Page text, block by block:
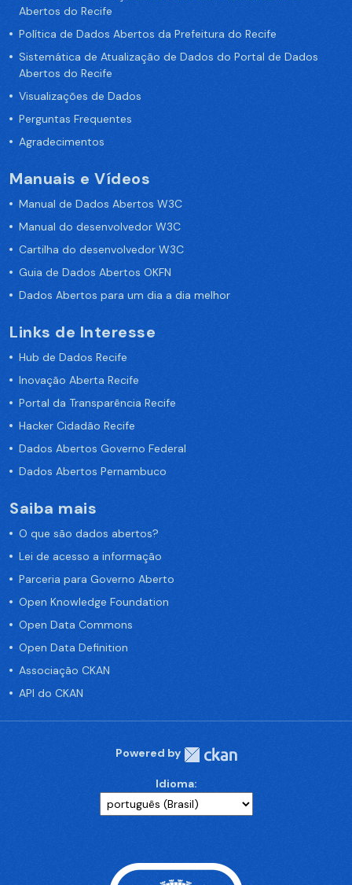
Abertos do Recife
Política de Dados Abertos da Prefeitura do Recife
Sistemática de Atualização de Dados do Portal de Dados
Abertos do Recife
Visualizações de Dados
Perguntas Frequentes
Agradecimentos
Manuais e Vídeos
Manual de Dados Abertos W3C
Manual do desenvolvedor W3C
Cartilha do desenvolvedor W3C
Guia de Dados Abertos OKFN
Dados Abertos para um dia a dia melhor
Links de Interesse
Hub de Dados Recife
Inovação Aberta Recife
Portal da Transparência Recife
Hacker Cidadão Recife
Dados Abertos Governo Federal
Dados Abertos Pernambuco
Saiba mais
O que são dados abertos?
Lei de acesso a informação
Parceria para Governo Aberto
Open Knowledge Foundation
Open Data Commons
Open Data Definition
Associação CKAN
API do CKAN
Powered by
Idioma